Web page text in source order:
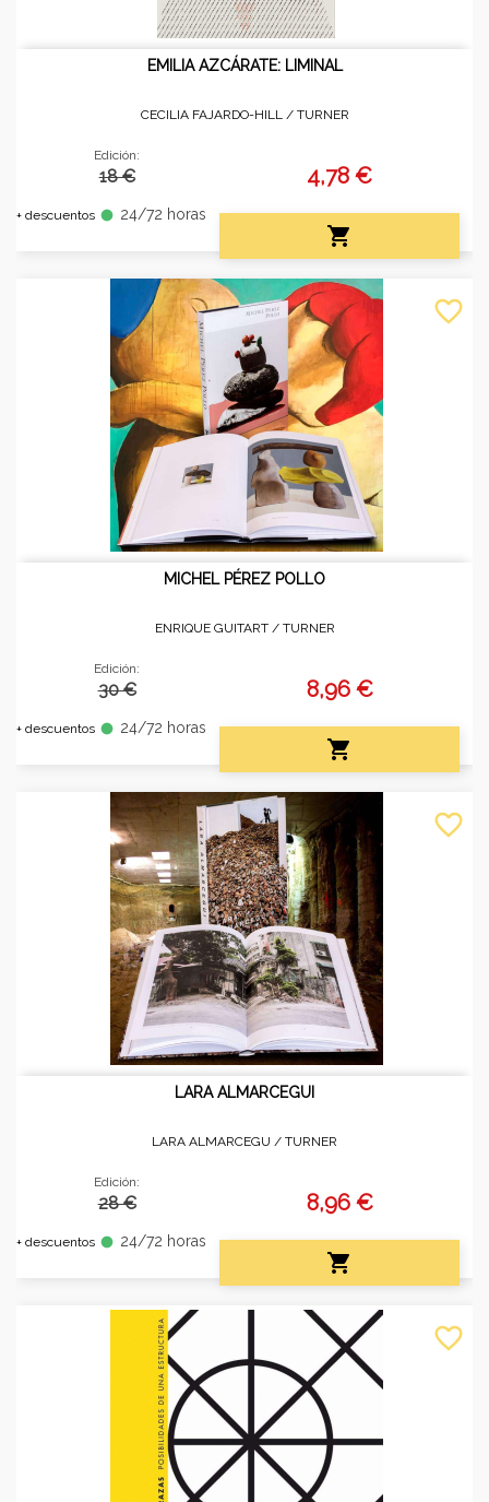
EMILIA AZCÁRATE: LIMINAL
CECILIA FAJARDO-HILL / TURNER
Edición:
18 €
+ descuentos fiber_manual_record 24/72 horas
4,78 €

MICHEL PÉREZ POLLO
ENRIQUE GUITART / TURNER
Edición:
30 €
+ descuentos fiber_manual_record 24/72 horas
8,96 €

favorite_border
LARA ALMARCEGUI
LARA ALMARCEGU / TURNER
Edición:
28 €
+ descuentos fiber_manual_record 24/72 horas
8,96 €

favorite_border
favorite_border